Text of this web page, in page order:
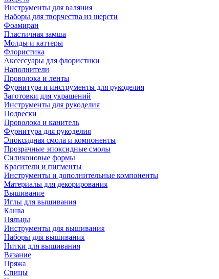
Инструменты для валяния
Наборы для творчества из шерсти
Фоамиран
Пластичная замша
Молды и каттеры
Флористика
Аксессуары для флористики
Наполнители
Проволока и ленты
Фурнитура и инструменты для рукоделия
Заготовки для украшений
Инструменты для рукоделия
Подвески
Проволока и канитель
Фурнитура для рукоделия
Эпоксидная смола и компоненты
Прозрачные эпоксидные смолы
Силиконовые формы
Красители и пигменты
Инструменты и дополнительные компоненты
Материалы для декорирования
Вышивание
Иглы для вышивания
Канва
Пяльцы
Инструменты для вышивания
Наборы для вышивания
Нитки для вышивания
Вязание
Пряжа
Спицы